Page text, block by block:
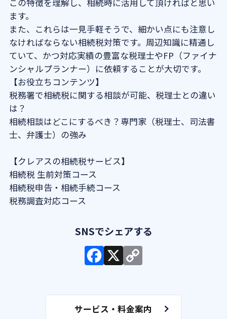
ます。
また、これらは一見手軽そうで、細かい点にも注意し
なければならない相続税対策です。周辺知識に精通し
ていて、かつ対応実績の豊富な税理士やFP（ファイナ
ンシャルプランナー）に依頼することが大切です。
【お役立ちコンテンツ】
税務署で相続税に関する相談が可能、税理士との違い
は？
相続相談はどこにするべき？専門家（税理士、司法書
士、弁護士）の強み
【クレアスの相続税サービス】
相続税 生前対策コース
相続税申告・相続手続コース
税務調査対応コース
サービス・料金案内